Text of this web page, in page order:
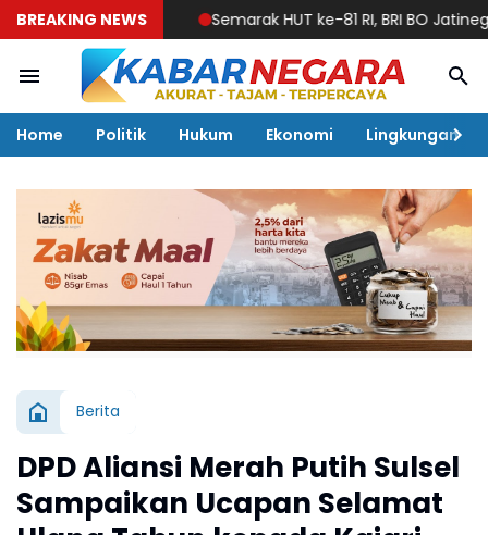
BREAKING NEWS Semarak HUT ke-81 RI, BRI BO Jatinegara
Home Politik Hukum Ekonomi Lingkungan
Berita
DPD Aliansi Merah Putih Sulsel
Sampaikan Ucapan Selamat